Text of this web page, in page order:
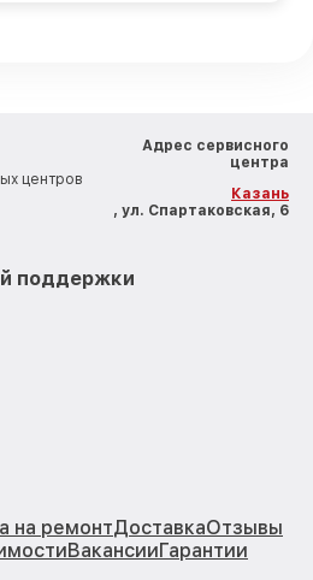
центров
Адрес сервисного
центра
Казань
, ул. Спартаковская, 6
поддержки
на ремонтДоставкаОтзывы
ВакансииГарантии